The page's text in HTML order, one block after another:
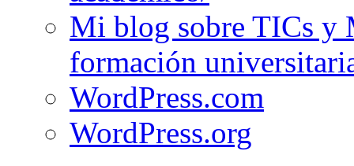
Mi blog sobre TICs y
formación
WordPress.com
WordPress.org